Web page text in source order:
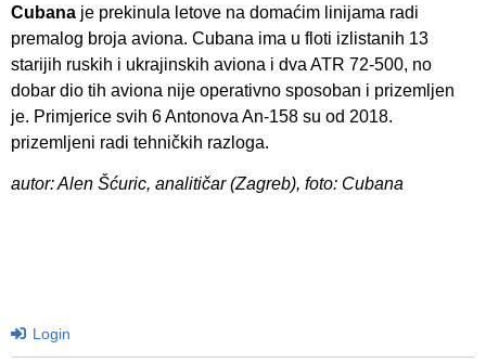
Cubana je prekinula letove na domaćim linijama radi
premalog broja aviona. Cubana ima u floti izlistanih 13
starijih ruskih i ukrajinskih aviona i dva ATR 72-500, no
dobar dio tih aviona nije operativno sposoban i prizemljen
je. Primjerice svih 6 Antonova An-158 su od 2018.
prizemljeni radi tehničkih razloga.
autor: Alen Šćuric, analitičar (Zagreb), foto: Cubana
Login